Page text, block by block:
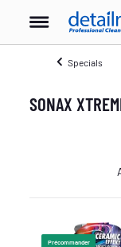
Specials
SONAX
Précommander